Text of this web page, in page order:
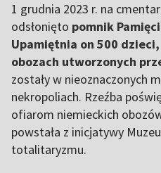
1 grudnia 2023 r. na
odsłonięto pomnik
Upamiętnia on 500
obozach utworzonych
zostały w nieoznaczonych
nekropoliach. Rzeźba
ofiarom niemieckich
powstała z inicjatywy
totalitaryzmu.